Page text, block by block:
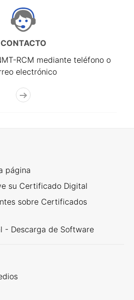
CONTACTO
RCM mediante teléfono o
electrónico
página
su Certificado Digital
sobre Certificados
- Descarga de Software